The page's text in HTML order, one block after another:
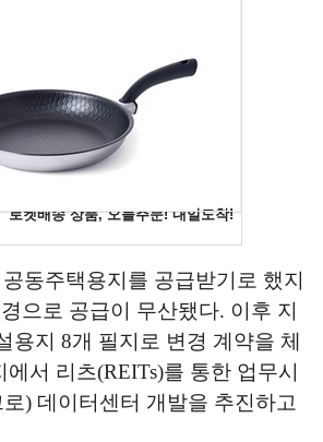
동주택용지를 공급받기로 했지
으로 공급이 무산됐다. 이후 지
용지 8개 필지로 변경 계약을 체
에서 리츠(REITs)를 통한 업무시
) 데이터센터 개발을 추진하고